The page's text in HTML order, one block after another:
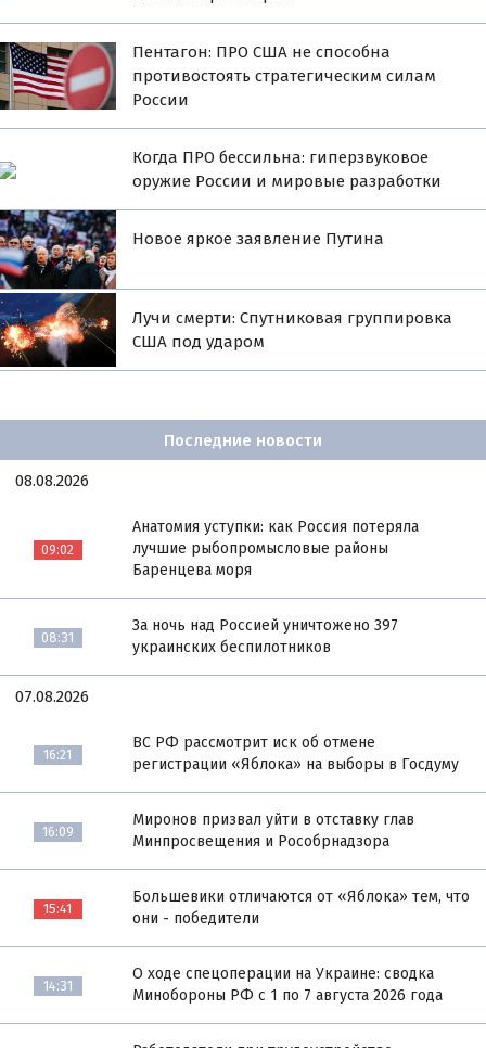
Пентагон: ПРО США не способна
противостоять стратегическим силам
России
Когда ПРО бессильна: гиперзвуковое
оружие России и мировые разработки
Новое яркое заявление Путина
Лучи смерти: Спутниковая группировка
США под ударом
Последние новости
08.08.2026
09:02
Анатомия уступки: как Россия потеряла
лучшие рыбопромысловые районы
Баренцева моря
08:31
За ночь над Россией уничтожено 397
украинских беспилотников
07.08.2026
16:21
ВС РФ рассмотрит иск об отмене
регистрации «Яблока» на выборы в Госдуму
16:09
Миронов призвал уйти в отставку глав
Минпросвещения и Рособрнадзора
15:41
Большевики отличаются от «Яблока» тем, что
они - победители
14:31
О ходе спецоперации на Украине: сводка
Минобороны РФ с 1 по 7 августа 2026 года